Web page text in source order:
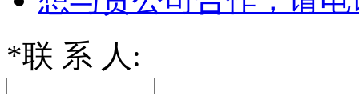
*联 系 人: